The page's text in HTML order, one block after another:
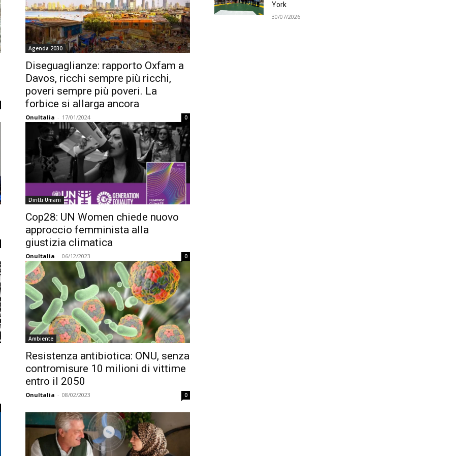
Agenda 2030
Diseguaglianze: rapporto Oxfam a
Davos, ricchi sempre più ricchi,
poveri sempre più poveri. La
forbice si allarga ancora
OnuItalia - 17/01/2024 0
Diritti Umani
Cop28: UN Women chiede nuovo
approccio femminista alla
giustizia climatica
OnuItalia - 06/12/2023 0
Ambiente
Resistenza antibiotica: ONU, senza
contromisure 10 milioni di vittime
entro il 2050
OnuItalia - 08/02/2023 0
York
30/07/2026